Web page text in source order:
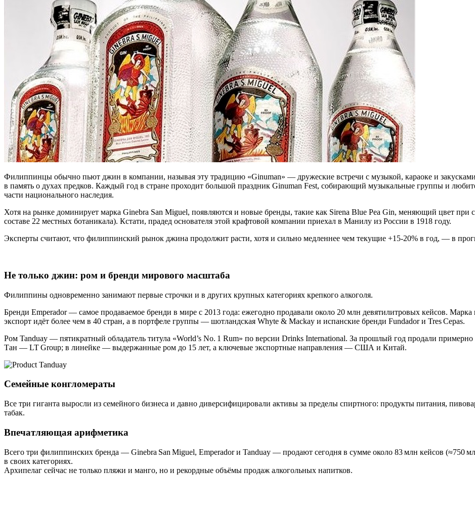
Филиппинцы обычно пьют джин в компании, называя эту традицию «Ginuman» — дружеские встречи с музыкой, караоке и закусками
в память о духах предков. Каждый год в стране проходит большой праздник Ginuman Fest, собирающий музыкальные группы и
части национального наследия.
Хотя на рынке доминирует марка Ginebra San Miguel, появляются и новые бренды, такие как Sirena Blue Pea Gin, меняющий цвет
составе 22 местных ботаникала). Кстати, прадед основателя этой крафтовой компании приехал в Манилу из России в 1918 году.
Эксперты считают, что филиппинский рынок джина продолжит расти, хотя и сильно медленнее чем текущие +15-20% в год, — в
Не только джин: ром и бренди мирового масштаба
Филиппины одновременно занимают первые строчки и в других крупных категориях крепкого алкоголя.
Бренди Emperador — самое продаваемое бренди в мире с 2013 года: ежегодно продавали около 20 млн девятилитровых кейсов.
экспорт идёт более чем в 40 стран, а в портфеле группы — шотландская Whyte & Mackay и испанские бренди Fundador и Tres Cepas.
Ром Tanduay — пятикратный обладатель титула «World’s No. 1 Rum» по версии Drinks International. За прошлый год продали примерно
Тан — LT Group; в линейке — выдержанные ром до 15 лет, а ключевые экспортные направления — США и Китай.
Семейные конгломераты
Все три гиганта выросли из семейного бизнеса и давно диверсифицировали активы за пределы спиртного: продукты питания,
табак.
Впечатляющая арифметика
Всего три филиппинских бренда — Ginebra San Miguel, Emperador и Tanduay — продают сегодня в сумме около 83 млн кейсов (≈750
в своих категориях.
Архипелаг сейчас не только пляжи и манго, но и рекордные объёмы продаж алкогольных напитков.